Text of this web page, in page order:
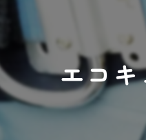
エコ